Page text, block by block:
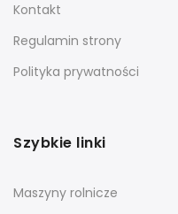
Kontakt
Regulamin strony
Polityka prywatności
Szybkie linki
Maszyny rolnicze